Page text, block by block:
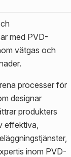
med PVD-
vätgas och
processer för
designar
produkters
effektiva,
inom PVD-